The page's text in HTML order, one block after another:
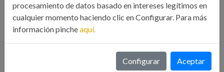
Estas aportaciones son el resultado de la solidaridad de unos
profesionales acostumbrados a resolver problemas y su
procesamiento de datos basado en intereses legítimos en
cualquier momento haciendo clic en Configurar. Para más
información pincheaquí.
Configurar Aceptar